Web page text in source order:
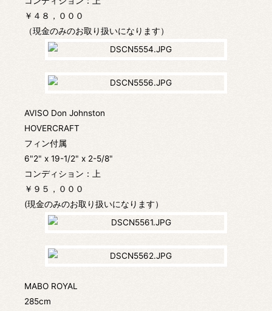
￥４８，０００
（現金のみのお取り扱いになります）
AVISO Don Johnston
HOVERCRAFT
フィン付属
6"2" x 19-1/2" x 2-5/8"
コンディション：上
￥９５，０００
(現金のみのお取り扱いになります）
MABO ROYAL
285cm